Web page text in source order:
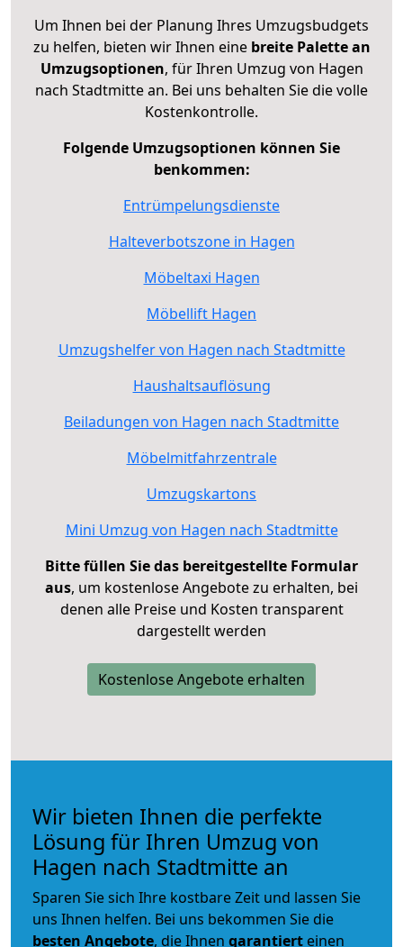
Um Ihnen bei der Planung Ihres Umzugsbudgets
zu helfen, bieten wir Ihnen eine breite Palette an
Umzugsoptionen, für Ihren Umzug von Hagen
nach Stadtmitte an. Bei uns behalten Sie die volle
Kostenkontrolle.
Folgende Umzugsoptionen können Sie
benkommen:
Entrümpelungsdienste
Halteverbotszone in Hagen
Möbeltaxi Hagen
Möbellift Hagen
Umzugshelfer von Hagen nach Stadtmitte
Haushaltsauflösung
Beiladungen von Hagen nach Stadtmitte
Möbelmitfahrzentrale
Umzugskartons
Mini Umzug von Hagen nach Stadtmitte
Bitte füllen Sie das bereitgestellte Formular
aus, um kostenlose Angebote zu erhalten, bei
denen alle Preise und Kosten transparent
dargestellt werden
Kostenlose Angebote erhalten
Wir bieten Ihnen die perfekte
Lösung für Ihren Umzug von
Hagen nach Stadtmitte an
Sparen Sie sich Ihre kostbare Zeit und lassen Sie
uns Ihnen helfen. Bei uns bekommen Sie die
besten Angebote, die Ihnen garantiert einen